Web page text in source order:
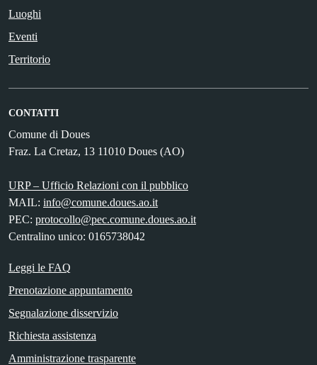
Luoghi
Eventi
Territorio
CONTATTI
Comune di Doues
Fraz. La Cretaz, 13 11010 Doues (AO)
URP – Ufficio Relazioni con il pubblico
MAIL: info@comune.doues.ao.it
PEC: protocollo@pec.comune.doues.ao.it
Centralino unico: 0165738042
Leggi le FAQ
Prenotazione appuntamento
Segnalazione disservizio
Richiesta assistenza
Amministrazione trasparente